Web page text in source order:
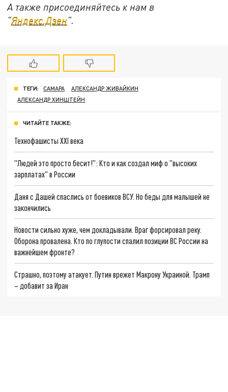
А также присоединяйтесь к нам в
"Яндекс.Дзен".
ТЕГИ: САМАРА
АЛЕКСАНДР ЖИВАЙКИН
АЛЕКСАНДР ХИНШТЕЙН
ЧИТАЙТЕ ТАКЖЕ:
Технофашисты XXI века
"Людей это просто бесит!": Кто и как создал миф о "высоких
зарплатах" в России
Даня с Дашей спаслись от боевиков ВСУ. Но беды для малышей не
закончились
Новости сильно хуже, чем докладывали. Враг форсировал реку.
Оборона провалена. Кто по глупости спалил позиции ВС России на
важнейшем фронте?
Страшно, поэтому атакует. Путин врежет Макрону Украиной. Трамп
– добавит за Иран